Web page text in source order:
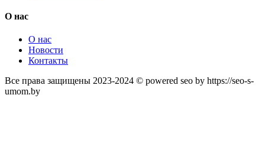
О нас
О нас
Новости
Контакты
Все права защищены 2023-2024 © powered seo by https://seo-s-
umom.by